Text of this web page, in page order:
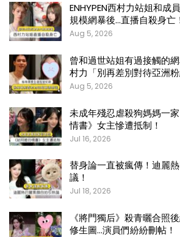
ENHYPEN西村力站姐和成
規模網暴後…直播自殺身亡
Aug 5, 2026
曾和過世站姐有過接觸的
村力「別再差別對待亞洲粉
Aug 5, 2026
未成年殘忍虐殺狗媽媽一
情書》女主慘遭抵制！
Jul 16, 2026
替身論一直被瘋傳！迪麗
議！
Jul 18, 2026
《將門獨后》殺青曬合照
修生圖…演員們紛紛刪帖！